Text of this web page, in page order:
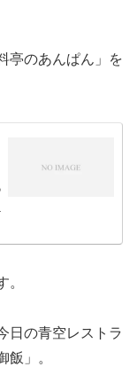
亭のあんぱん」を
。
日の青空レストラ
飯」。